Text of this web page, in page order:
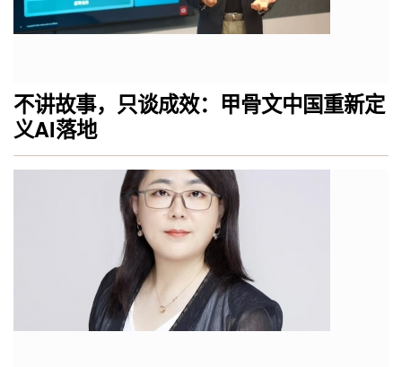
不讲故事，只谈成效：甲骨文中国重新定
义AI落地